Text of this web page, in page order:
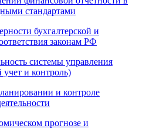
стандартами
бухгалтерской и
законам РФ
системы управления
и контроль)
и контроле
прогнозе и